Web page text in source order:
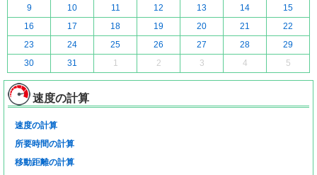
9
10 11 12 13 14
15
16
17 18 19 20 21
22
23
24 25 26 27 28
29
30
31 1 2 3 4 5
速度の計算
速度の計算
所要時間の計算
移動距離の計算